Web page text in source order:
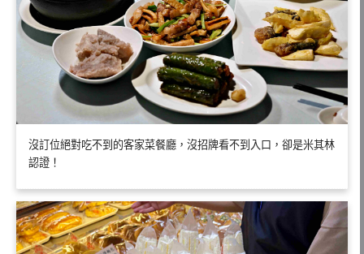
沒訂位絕對吃不到的客家菜餐廳，沒招牌看不到入口，卻是米其林
認證！